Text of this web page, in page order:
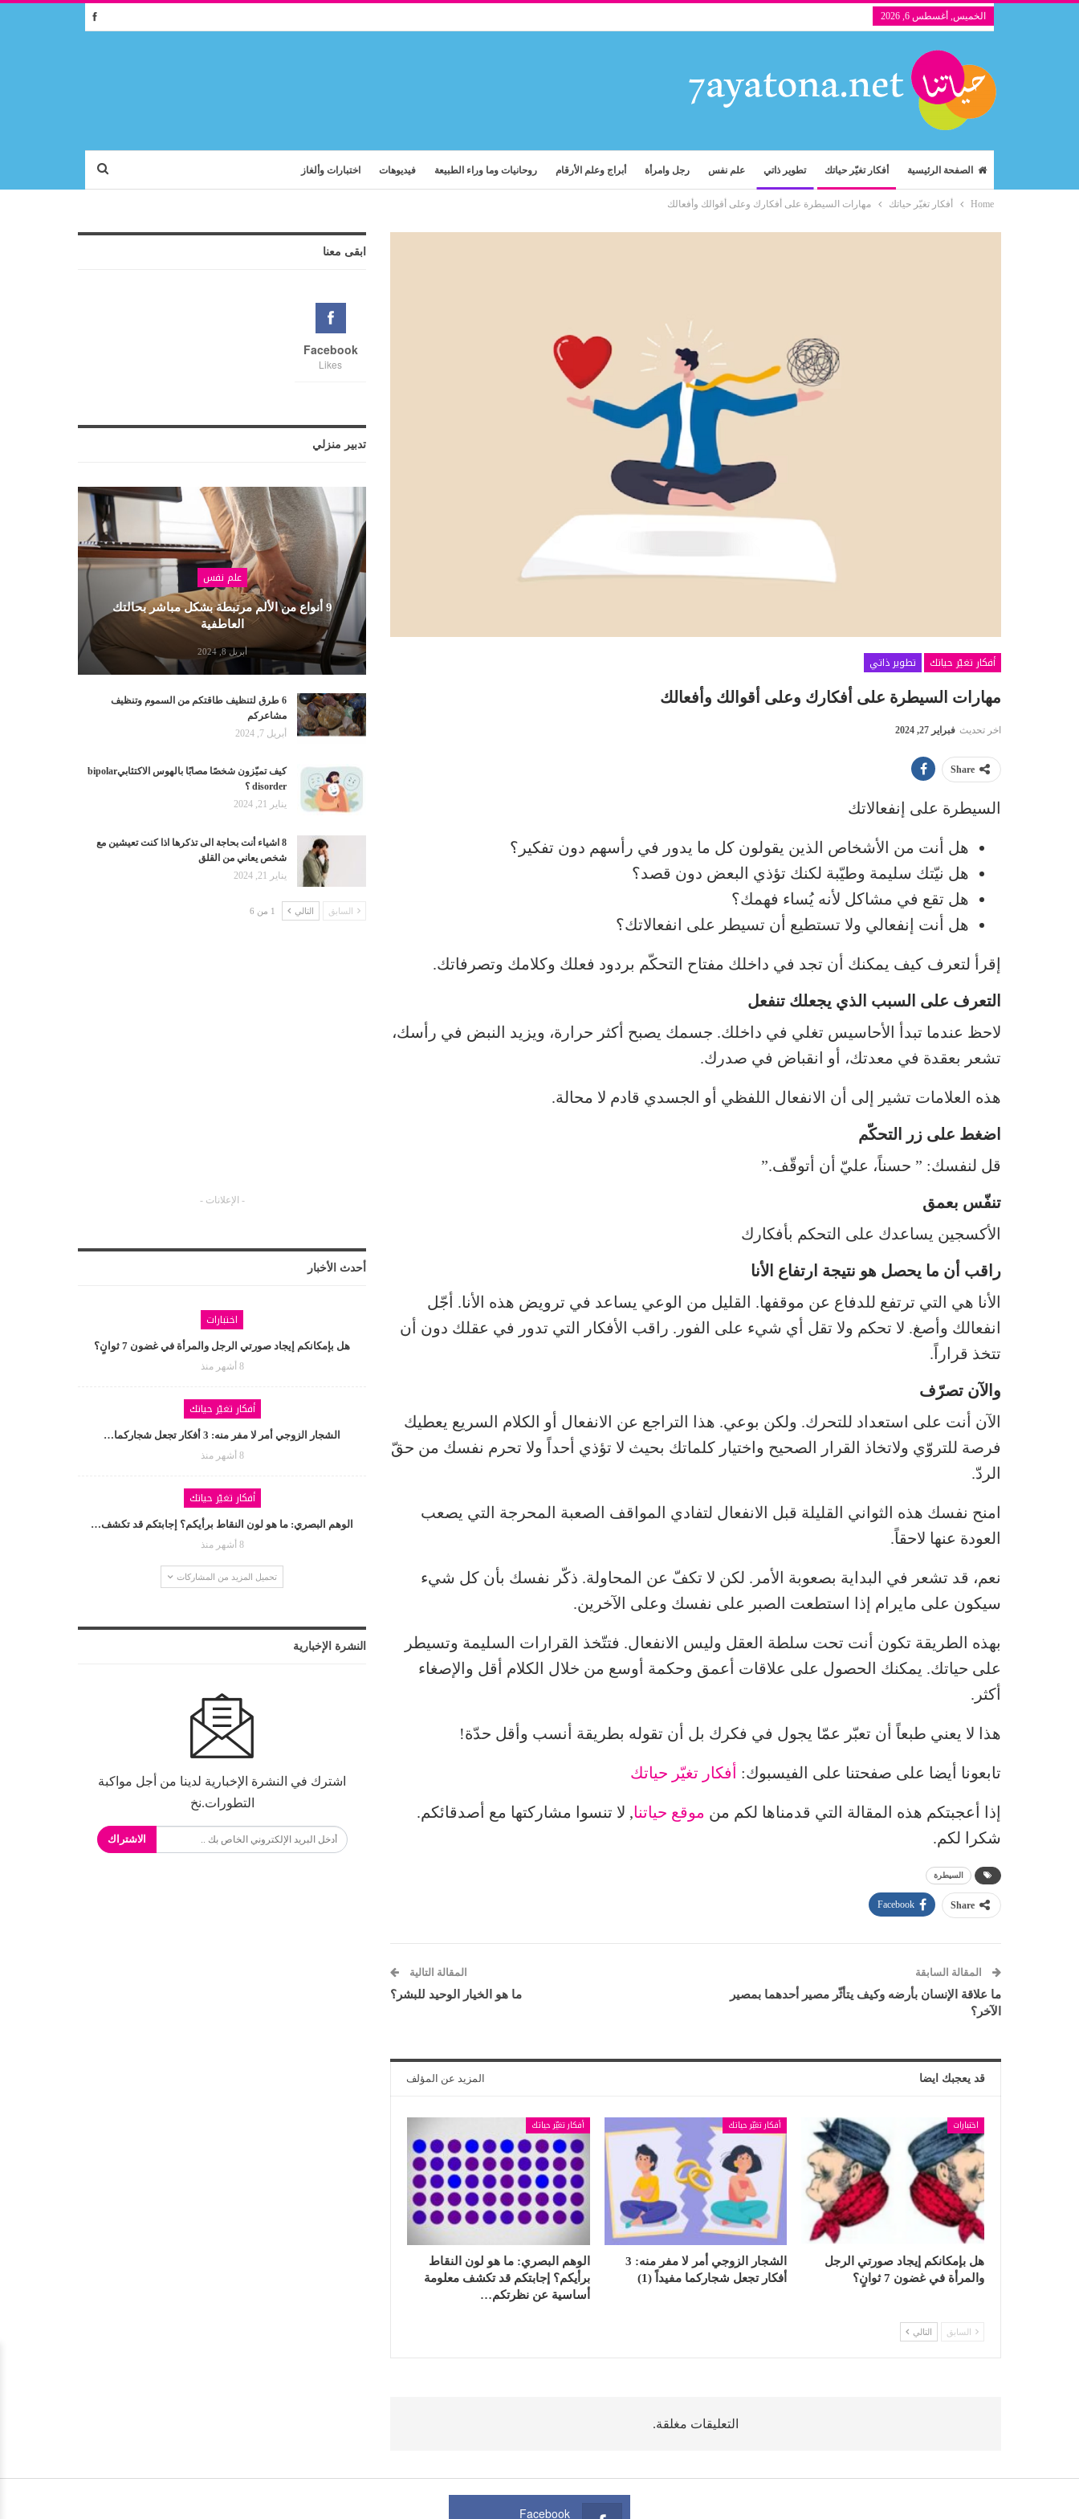
الخميس, أغسطس 6, 2026
الصفحة الرئيسية أفكار تغيّر حياتك تطوير ذاتي علم نفس رجل وامرأة أبراج وعلم الأرقام روحانيات وما وراء الطبيعة فيديوهات اختبارات وألغاز
Home أفكار تغيّر حياتك مهارات السيطرة على أفكارك وعلى أقوالك وأفعالك
أفكار تغيّر حياتك
تطوير ذاتي
مهارات السيطرة على أفكارك وعلى أقوالك وأفعالك
اخر تحديث فبراير 27, 2024
Share
السيطرة على إنفعالاتك
هل أنت من الأشخاص الذين يقولون كل ما يدور في رأسهم دون تفكير؟
هل نيّتك سليمة وطيّبة لكنك تؤذي البعض دون قصد؟
هل تقع في مشاكل لأنه يُساء فهمك؟
هل أنت إنفعالي ولا تستطيع أن تسيطر على انفعالاتك؟
إقرأ لتعرف كيف يمكنك أن تجد في داخلك مفتاح التحكّم بردود فعلك وكلامك وتصرفاتك.
التعرف على السبب الذي يجعلك تنفعل
لاحظ عندما تبدأ الأحاسيس تغلي في داخلك. جسمك يصبح أكثر حرارة، ويزيد النبض في رأسك،
تشعر بعقدة في معدتك، أو انقباض في صدرك.
هذه العلامات تشير إلى أن الانفعال اللفظي أو الجسدي قادم لا محالة.
اضغط على زر التحكّم
قل لنفسك: ” حسناً، عليّ أن أتوقّف.”
تنفّس بعمق
الأكسجين يساعدك على التحكم بأفكارك
راقب أن ما يحصل هو نتيجة ارتفاع الأنا
الأنا هي التي ترتفع للدفاع عن موقفها. القليل من الوعي يساعد في ترويض هذه الأنا. أجّل
انفعالك وأصغ. لا تحكم ولا تقل أي شيء على الفور. راقب الأفكار التي تدور في عقلك دون أن
تتخذ قراراً.
والآن تصرّف
الآن أنت على استعداد للتحرك. ولكن بوعي. هذا التراجع عن الانفعال أو الكلام السريع يعطيك
فرصة للتروّي ولاتخاذ القرار الصحيح واختيار كلماتك بحيث لا تؤذي أحداً ولا تحرم نفسك من حقّ
الردّ.
امنح نفسك هذه الثواني القليلة قبل الانفعال لتفادي المواقف الصعبة المحرجة التي يصعب
العودة عنها لاحقاً.
نعم، قد تشعر في البداية بصعوبة الأمر. لكن لا تكفّ عن المحاولة. ذكّر نفسك بأن كل شيء
سيكون على مايرام إذا استطعت الصبر على نفسك وعلى الآخرين.
بهذه الطريقة تكون أنت تحت سلطة العقل وليس الانفعال. فتتّخذ القرارات السليمة وتسيطر
على حياتك. يمكنك الحصول على علاقات أعمق وحكمة أوسع من خلال الكلام أقل والإصغاء
أكثر.
هذا لا يعني طبعاً أن تعبّر عمّا يجول في فكرك بل أن تقوله بطريقة أنسب وأقل حدّة!
تابعونا أيضا على صفحتنا على الفيسبوك: أفكار تغيّر حياتك
إذا أعجبتكم هذه المقالة التي قدمناها لكم من موقع حياتنا, لا تنسوا مشاركتها مع أصدقائكم.
شكرا لكم.
السيطرة
Share
Facebook
المقالة السابقة
ما علاقة الإنسان بأرضه وكيف يتأثّر مصير أحدهما بمصير
الآخر؟
المقالة التالية
ما هو الخيار الوحيد للبشر؟
قد يعجبك ايضا المزيد عن المؤلف
اختبارات
هل بإمكانكم إيجاد صورتي الرجل
والمرأة في غضون 7 ثوانٍ؟
أفكار تغيّر حياتك
الشجار الزوجي أمر لا مفر منه: 3
أفكار تجعل شجاركما مفيداً (1)
أفكار تغيّر حياتك
الوهم البصري: ما هو لون النقاط
برأيكم؟ إجابتكم قد تكشف معلومة
أساسية عن نظرتكم…
السابق التالي
التعليقات مغلقة.
ابقى معنا
Facebook
Likes
تدبير منزلي
علم نفس
9 أنواع من الألم مرتبطة بشكل مباشر بحالتك
العاطفية
أبريل 8, 2024
6 طرق لتنظيف طاقتكم من السموم وتنظيف
مشاعركم
أبريل 7, 2024
كيف تميّزون شخصًا مصابًا بالهوس الاكتئابيbipolar
disorder ؟
يناير 21, 2024
8 اشياء أنت بحاجة الى تذكرها اذا كنت تعيشين مع
شخص يعاني من القلق
يناير 21, 2024
السابق التالي 1 من 6
- الإعلانات -
أحدث الأخبار
اختبارات
هل بإمكانكم إيجاد صورتي الرجل والمرأة في غضون 7 ثوانٍ؟
8 أشهر منذ
أفكار تغيّر حياتك
الشجار الزوجي أمر لا مفر منه: 3 أفكار تجعل شجاركما…
8 أشهر منذ
أفكار تغيّر حياتك
الوهم البصري: ما هو لون النقاط برأيكم؟ إجابتكم قد تكشف…
8 أشهر منذ
تحميل المزيد من المشاركات
النشرة الإخبارية
اشترك في النشرة الإخبارية لدينا من أجل مواكبة
التطورات.نخ
الاشتراك
Facebook